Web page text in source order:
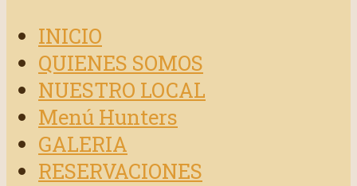
INICIO
QUIENES SOMOS
NUESTRO LOCAL
Menú Hunters
GALERIA
RESERVACIONES